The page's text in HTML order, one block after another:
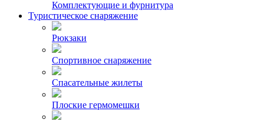
Комплектующие и фурнитура
Туристическое снаряжение
Рюкзаки
Спортивное снаряжение
Спасательные жилеты
Плоские гермомешки